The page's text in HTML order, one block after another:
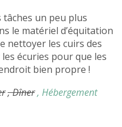
tâches un peu plus
le matériel d’équitation
nettoyer les cuirs des
écuries pour que les
bien propre !
, Dîner, Hébergement